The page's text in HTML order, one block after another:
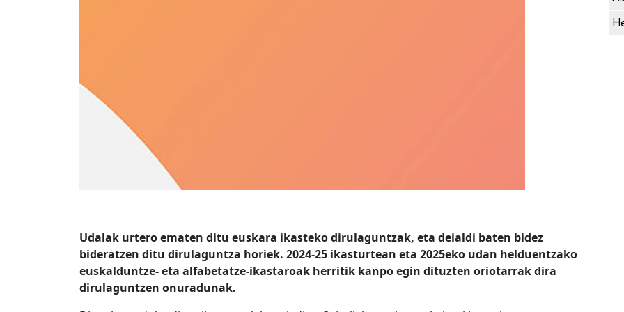
Udalak urtero ematen ditu euskara ikasteko dirulaguntzak, eta deialdi baten bidez
bideratzen ditu dirulaguntza horiek. 2024-25 ikasturtean eta 2025eko udan helduentzako
euskalduntze- eta alfabetatze-ikastaroak herritik kanpo egin dituzten oriotarrak dira
dirulaguntzen onuradunak.